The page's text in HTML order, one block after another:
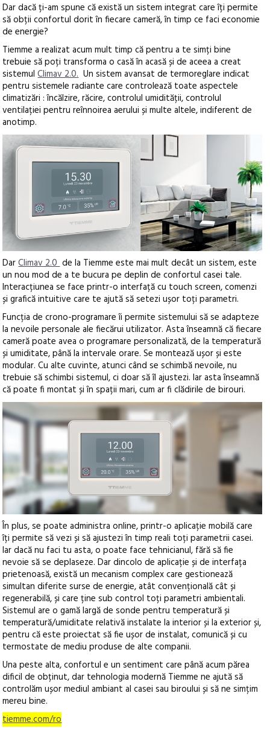
Dar dacă ți-am spune că există un sistem integrat care îți permite
să obții confortul dorit în fiecare cameră, în timp ce faci economie
de energie?
Tiemme a realizat acum mult timp că pentru a te simți bine
trebuie să poți transforma o casă în acasă și de aceea a creat
sistemulClimav 2.0.Un sistem avansat de termoreglare indicat
pentru sistemele radiante care controlează toate aspectele
climatizări : încălzire, răcire, controlul umidității, controlul
ventilației pentru reînnoirea aerului și multe altele, indiferent de
anotimp.
DarClimav 2.0de la Tiemme este mai mult decât un sistem, este
un nou mod de a te bucura pe deplin de confortul casei tale.
Interacțiunea se face printr-o interfață cu touch screen, comenzi
și grafică intuitive care te ajută să setezi ușor toți parametri.
Funcția de crono-programare îi permite sistemului să se adapteze
la nevoile personale ale fiecărui utilizator. Asta înseamnă că fiecare
cameră poate avea o programare personalizată, de la temperatură
și umiditate, până la intervale orare. Se montează ușor și este
modular. Cu alte cuvinte, atunci când se schimbă nevoile, nu
trebuie să schimbi sistemul, ci doar să îl ajustezi. Iar asta înseamnă
că poate fi montat și în spații mari, cum ar fi clădirile de birouri.
În plus, se poate administra online, printr-o aplicație mobilă care
îți permite să vezi și să ajustezi în timp reali toți parametrii casei.
Iar dacă nu faci tu asta, o poate face tehnicianul, fără să fie
nevoie să se deplaseze. Dar dincolo de aplicație și de interfața
prietenoasă, există un mecanism complex care gestionează
simultan diferite surse de energie, atât convențională cât și
regenerabilă, și care ține sub control toți parametri ambientali.
Sistemul are o gamă largă de sonde pentru temperatură și
temperatură/umiditate relativă instalate la interior și la exterior și,
pentru că este proiectat să fie ușor de instalat, comunică și cu
termostate de mediu produse de alte companii.
Una peste alta, confortul e un sentiment care până acum părea
dificil de obținut, dar tehnologia modernă Tiemme ne ajută să
controlăm ușor mediul ambiant al casei sau biroului și să ne simțim
mereu bine.
tiemme.com/ro